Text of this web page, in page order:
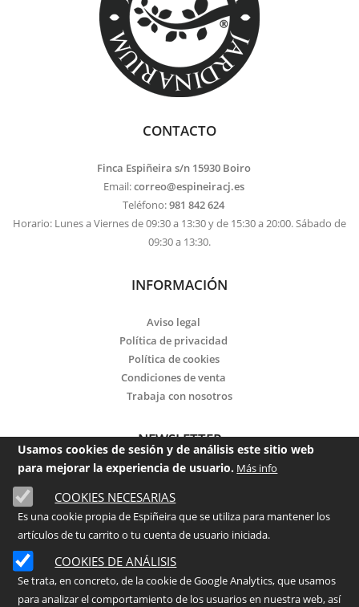
CONTACTO
Finca Espiñeira s/n 15930 Boiro
Email:correo@espineiracj.es
Teléfono:981 842 624
Horario: Lunes a Viernes de 09:30 a 13:30 y de 15:30 a 20:00. Sábado de
09:30 a 13:30.
INFORMACIÓN
Aviso legal
Política de privacidad
Política de cookies
Condiciones de venta
Trabaja con nosotros
NEWSLETTER
Email
He leído y acepto lapolítica de privacidad
Usamos cookies de sesión y de análisis este sitio web
para mejorar la experiencia de usuario. Más info
COOKIES NECESARIAS
Es una cookie propia de Espiñeira que se utiliza para mantener los
artículos de tu carrito o tu cuenta de usuario iniciada.
COOKIES DE ANÁLISIS
Se trata, en concreto, de la cookie de Google Analytics, que usamos
para analizar el comportamiento de los usuarios en nuestra web, así